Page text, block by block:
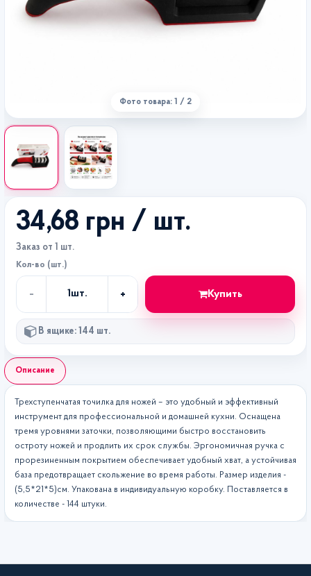
Фото товара: 1 / 2
Описание
Трехступенчатая точилка для ножей – это удобный и эффективный
инструмент для профессиональной и домашней кухни. Оснащена
тремя уровнями заточки, позволяющими быстро восстановить
остроту ножей и продлить их срок службы. Эргономичная ручка с
прорезиненным покрытием обеспечивает удобный хват, а устойчивая
база предотвращает скольжение во время работы. Размер изделия -
(5,5*21*5)см. Упакована в индивидуальную коробку. Поставляется в
количестве - 144 штуки.
34,68 грн / шт.
Заказ от 1 шт.
Кол-во (шт.)
-
во
1шт. + Купить
В ящике: 144 шт.